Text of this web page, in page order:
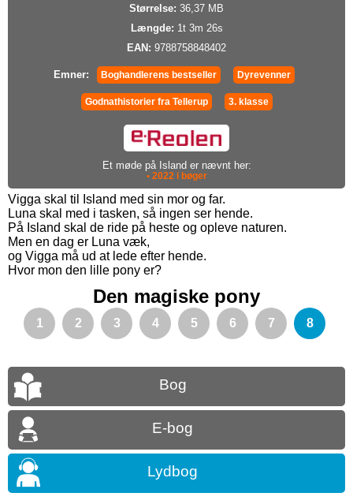
Størrelse: 36,37 MB
Længde: 1t 3m 26s
EAN: 9788758848402
Emner: Boghandlerens bestseller Dyrevenner
Godnathistorier fra Tellerup 3. klasse
Et møde på Island er nævnt her:
• 2022 i bøger
Vigga skal til Island med sin mor og far.
Luna skal med i tasken, så ingen ser hende.
På Island skal de ride på heste og opleve naturen.
Men en dag er Luna væk,
og Vigga må ud at lede efter hende.
Hvor mon den lille pony er?
Den magiske pony
1 2 3 4 5 6 7 8
Bog
E-bog
Lydbog